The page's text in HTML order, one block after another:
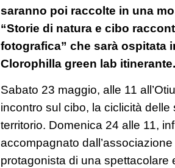
saranno poi raccolte in una
“Storie di natura e cibo
fotografica” che sarà ospitata
Clorophilla green lab itinerante.
Sabato 23 maggio, alle 11
incontro sul cibo, la ciclicità delle
territorio. Domenica 24 alle 11,
accompagnato
protagonista di una spettacolare